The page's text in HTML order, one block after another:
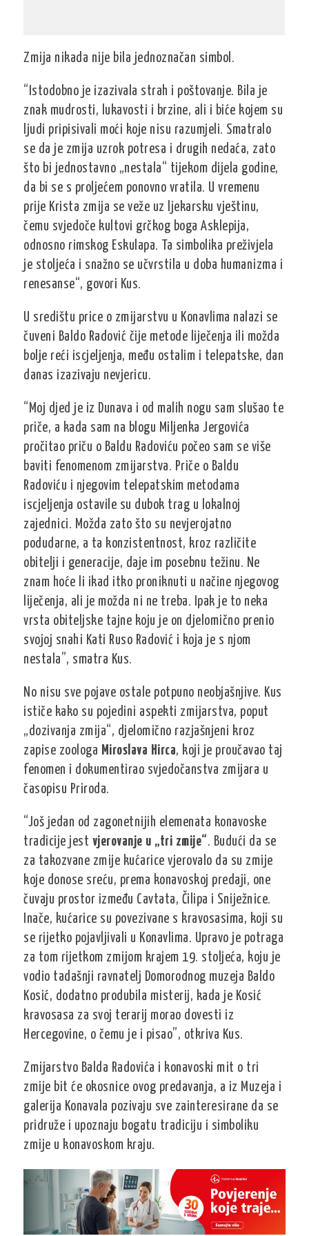
Zmija nikada nije bila jednoznačan simbol.
“Istodobno je izazivala strah i poštovanje. Bila je
znak mudrosti, lukavosti i brzine, ali i biće kojem su
ljudi pripisivali moći koje nisu razumjeli. Smatralo
se da je zmija uzrok potresa i drugih nedaća, zato
što bi jednostavno „nestala“ tijekom dijela godine,
da bi se s proljećem ponovno vratila. U vremenu
prije Krista zmija se veže uz ljekarsku vještinu,
čemu svjedoče kultovi grčkog boga Asklepija,
odnosno rimskog Eskulapa. Ta simbolika preživjela
je stoljeća i snažno se učvrstila u doba humanizma i
renesanse“, govori Kus.
U središtu price o zmijarstvu u Konavlima nalazi se
čuveni Baldo Radović čije metode liječenja ili možda
bolje reći iscjeljenja, među ostalim i telepatske, dan
danas izazivaju nevjericu.
“Moj djed je iz Dunava i od malih nogu sam slušao te
priče, a kada sam na blogu Miljenka Jergovića
pročitao priču o Baldu Radoviću počeo sam se više
baviti fenomenom zmijarstva. Priče o Baldu
Radoviću i njegovim telepatskim metodama
iscjeljenja ostavile su dubok trag u lokalnoj
zajednici. Možda zato što su nevjerojatno
podudarne, a ta konzistentnost, kroz različite
obitelji i generacije, daje im posebnu težinu. Ne
znam hoće li ikad itko proniknuti u načine njegovog
liječenja, ali je možda ni ne treba. Ipak je to neka
vrsta obiteljske tajne koju je on djelomično prenio
svojoj snahi Kati Ruso Radović i koja je s njom
nestala”, smatra Kus.
No nisu sve pojave ostale potpuno neobjašnjive. Kus
ističe kako su pojedini aspekti zmijarstva, poput
„dozivanja zmija“, djelomično razjašnjeni kroz
zapise zoologa Miroslava Hirca, koji je proučavao taj
fenomen i dokumentirao svjedočanstva zmijara u
časopisu Priroda.
“Još jedan od zagonetnijih elemenata konavoske
tradicije jest vjerovanje u „tri zmije“. Budući da se
za takozvane zmije kućarice vjerovalo da su zmije
koje donose sreću, prema konavoskoj predaji, one
čuvaju prostor između Cavtata, Čilipa i Sniježnice.
Inače, kućarice su povezivane s kravosasima, koji su
se rijetko pojavljivali u Konavlima. Upravo je potraga
za tom rijetkom zmijom krajem 19. stoljeća, koju je
vodio tadašnji ravnatelj Domorodnog muzeja Baldo
Kosić, dodatno produbila misterij, kada je Kosić
kravosasa za svoj terarij morao dovesti iz
Hercegovine, o čemu je i pisao”, otkriva Kus.
Zmijarstvo Balda Radovića i konavoski mit o tri
zmije bit će okosnice ovog predavanja, a iz Muzeja i
galerija Konavala pozivaju sve zainteresirane da se
pridruže i upoznaju bogatu tradiciju i simboliku
zmije u konavoskom kraju.